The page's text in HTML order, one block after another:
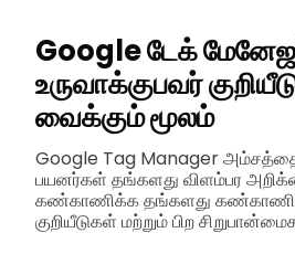
Google டேக்
உருவாக்குபவர்
வைக்கும் மூலம்
Google Tag Manager
பயனர்கள் தங்களது விளம்பர
கண்காணிக்க தங்களது
குறியீடுகள் மற்றும் பிற